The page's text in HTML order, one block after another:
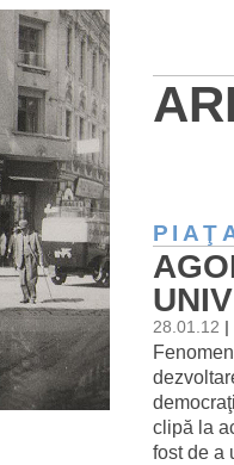
28.01.12
clipă la
fost de a